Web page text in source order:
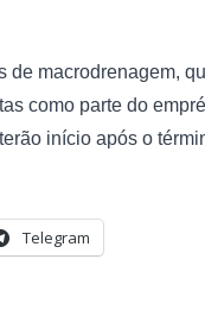
macrodrenagem,
como parte do
início após o
Telegram